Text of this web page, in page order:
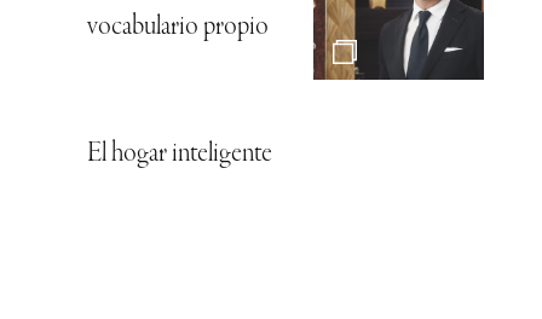
vocabulario propio
El hogar inteligente